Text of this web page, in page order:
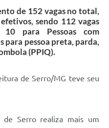
de 152 vagas no total,
sendo 112 vagas
10 para Pessoas com
para pessoa preta, parda,
(PPIQ).
de Serro/MG teve seu
Serro realiza mais um